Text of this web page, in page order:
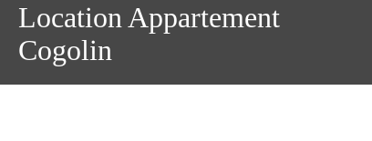
Location Appartement
Cogolin